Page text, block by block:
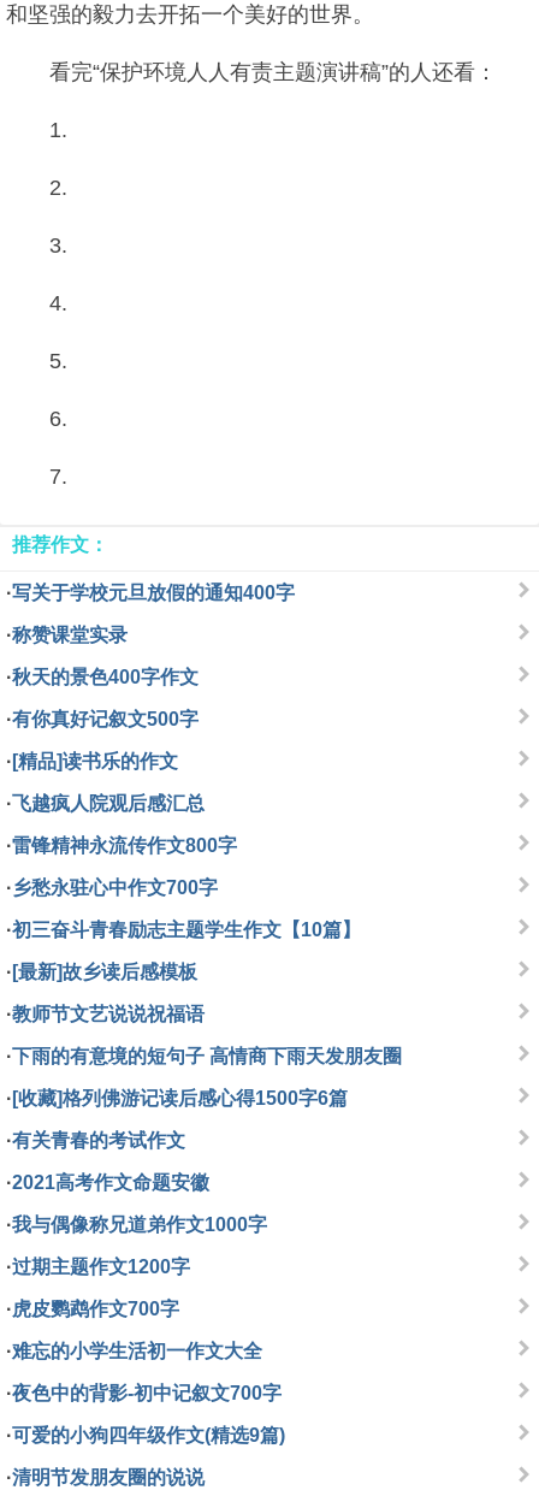
和坚强的毅力去开拓一个美好的世界。
看完“保护环境人人有责主题演讲稿”的人还看：
1.
2.
3.
4.
5.
6.
7.
推荐作文：
·写关于学校元旦放假的通知400字
·称赞课堂实录
·秋天的景色400字作文
·有你真好记叙文500字
· [精品]读书乐的作文
·飞越疯人院观后感汇总
·雷锋精神永流传作文800字
·乡愁永驻心中作文700字
·初三奋斗青春励志主题学生作文【10篇】
· [最新]故乡读后感模板
·教师节文艺说说祝福语
·下雨的有意境的短句子 高情商下雨天发朋友圈
· [收藏]格列佛游记读后感心得1500字6篇
·有关青春的考试作文
·2021高考作文命题安徽
·我与偶像称兄道弟作文1000字
·过期主题作文1200字
·虎皮鹦鹉作文700字
·难忘的小学生活初一作文大全
·夜色中的背影-初中记叙文700字
·可爱的小狗四年级作文(精选9篇)
·清明节发朋友圈的说说